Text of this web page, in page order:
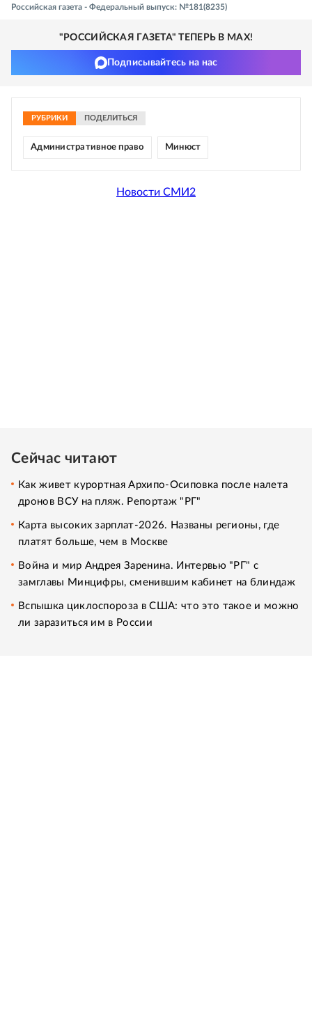
Российская газета - Федеральный выпуск: №181(8235)
"РОССИЙСКАЯ ГАЗЕТА" ТЕПЕРЬ В MAX!
Подписывайтесь на нас
РУБРИКИ ПОДЕЛИТЬСЯ
Административное право Минюст
Новости СМИ2
Сейчас читают
Как живет курортная Архипо-Осиповка после налета
дронов ВСУ на пляж. Репортаж "РГ"
Карта высоких зарплат-2026. Названы регионы, где
платят больше, чем в Москве
Война и мир Андрея Заренина. Интервью "РГ" с
замглавы Минцифры, сменившим кабинет на блиндаж
Вспышка циклоспороза в США: что это такое и можно
ли заразиться им в России